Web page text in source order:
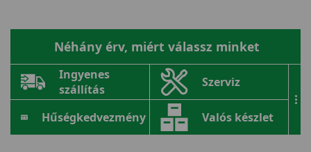
Néhány érv, miért válassz minket
Ingyenes
szállítás
Szerviz
Hűségkedvezmény Valós készlet
...